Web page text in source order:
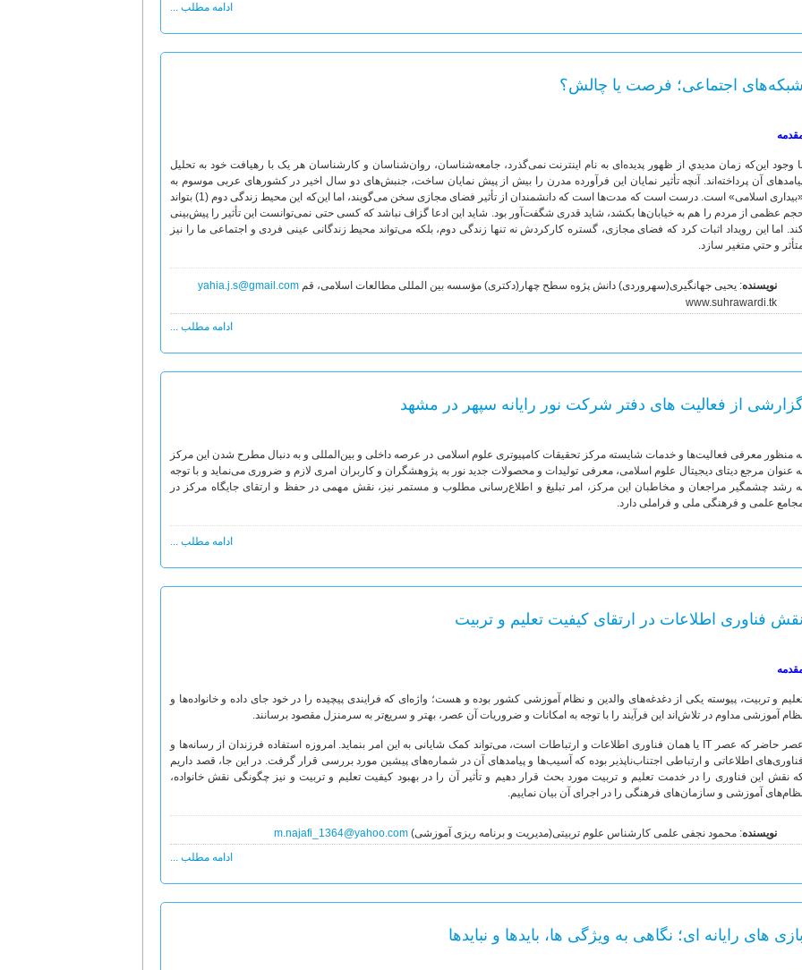
ادامه مطلب ...
شبکه‌های اجتماعی؛ فرصت یا چالش؟
وجود این‌که زمان مديدي از ظهور پدیده‌ای به نام اینترنت نمی‌گذرد، جامعه‌شناسان، روان‌شناسان و كارشناسان هر یک با رهیافت خود به تحلیل
آن پرداخته‌اند. آنچه تأثیر نمایان این فرآورده مدرن را بیش از پیش نمایان ساخت، جنبش‌های دو سال اخیر در کشورهای عربی موسوم به
«بیداری اسلامی» است. درست است که مدت‌ها است که دانشمندان از تأثیر فضای مجازی سخن می‌گویند، اما این‌که این محیط زندگی دوم (1) بتواند
عظمی از مردم را هم به خیابان‌ها بکشد، شاید قدری شگفت‌آور بود. شاید این ادعا گزاف نباشد که کسی حتی نمی‌توانست این تأثیر را پیش‌بینی
اما این رویداد اثبات کرد كه فضای مجازی، گستره کارکردش نه تنها زندگی دوم، بلکه می‌تواند محیط زندگانی عینی فردی و اجتماعی ما را نیز
و حتي متغیر سازد.
نویسنده: یحیی جهانگیری(سهروردی) دانش پژوه سطح چهار(دکتری) مؤسسه بین المللی مطالعات اسلامی، قم yahia.j.s@gmail.com
www.suhrawardi.tk
ادامه مطلب ...
از فعالیت های دفتر شرکت نور رایانه سپهر در مشهد
منظور معرفی فعالیت‌ها و خدمات شایسته مرکز تحقیقات کامپیوتری علوم اسلامی در عرصه داخلی و بین‌المللی و به دنبال مطرح شدن این مرکز
عنوان مرجع دیتای دیجیتال علوم اسلامی، معرفی تولیدات و محصولات جدید نور به پژوهشگران و کاربران امری لازم و ضروری می‌نماید و با توجه
رشد چشمگیر مراجعان و مخاطبان این مرکز، امر تبلیغ و اطلاع‌رسانی مطلوب و مستمر نیز، نقش مهمی در حفظ و ارتقای جایگاه مرکز در
علمی و فرهنگی ملی و فراملی دارد.
ادامه مطلب ...
نقش فناوری اطلاعات در ارتقای کیفیت تعلیم و تربیت
و تربیت، پیوسته یکی از دغدغه‌های والدین و نظام آموزشی کشور بوده و هست؛ واژه‌ای که فرایندی پیچیده را در خود جای داده و خانواده‌ها و
آموزشی مداوم در تلاش‌اند این فرآیند را با توجه به امکانات و ضروریات آن عصر، بهتر و سریع‌تر به سرمنزل مقصود برسانند.
عصر حاضر که عصر IT یا همان فناوری اطلاعات و ارتباطات است، می‌تواند کمک شایانی به این امر بنماید. امروزه استفاده فرزندان از رسانه‌ها و
فناوری‌های اطلاعاتی و ارتباطی اجتناب‌ناپذیر بوده که آسیب‌ها و پیامدهای آن در شماره‌های پیشین مورد بررسی قرار گرفت. در این جا، قصد داریم
نقش این فناوری را در خدمت تعلیم و تربیت مورد بحث قرار دهیم و تأثیر آن را در بهبود کیفیت تعلیم و تربیت و نیز چگونگی نقش خانواده،
آموزشی و سازمان‌های فرهنگی را در اجرای آن بیان نماییم.
نویسنده: محمود نجفی علمی کارشناس علوم تربیتی(مدیریت و برنامه ریزی آموزشی) m.najafi_1364@yahoo.com
ادامه مطلب ...
بازی های رایانه ای؛ نگاهی به ویژگی ها، بایدها و نبایدها